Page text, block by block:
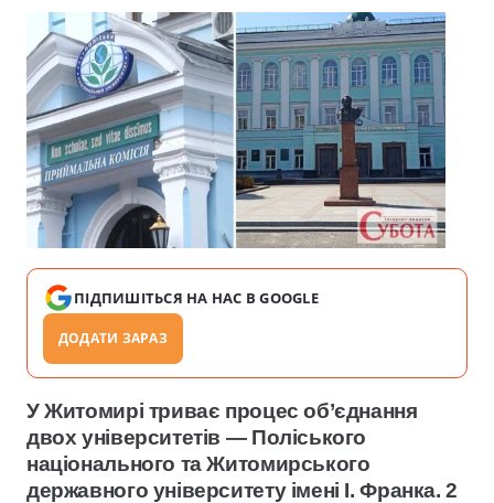
ПІДПИШІТЬСЯ НА НАС В GOOGLE
ДОДАТИ ЗАРАЗ
У Житомирі триває процес об’єднання
двох університетів — Поліського
національного та Житомирського
державного університету імені І. Франка. 2